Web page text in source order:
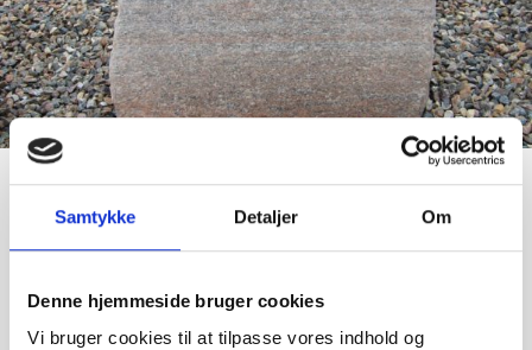
Samtykke Detaljer Om
Denne hjemmeside bruger cookies
Vi bruger cookies til at tilpasse vores indhold og
Nr. 313 Raw Silk